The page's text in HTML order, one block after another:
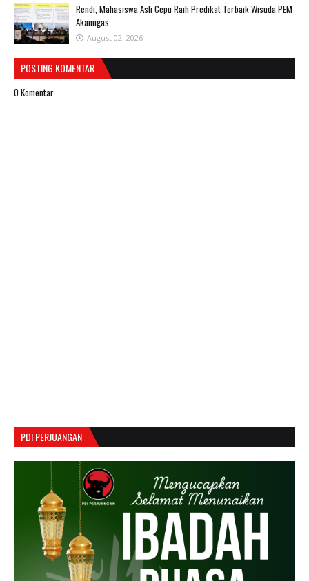
Rendi, Mahasiswa Asli Cepu Raih Predikat Terbaik Wisuda PEM
Akamigas
August 02, 2026
POSTING KOMENTAR
0 Komentar
PDI PERJUANGAN